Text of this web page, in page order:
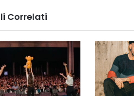
Correlati